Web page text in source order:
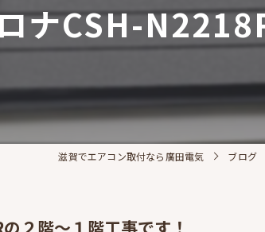
ナCSH-
滋賀でエアコン取付なら廣田電気 ブログ
２階～１階工事です！